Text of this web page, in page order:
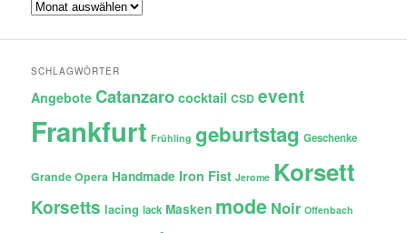
Archiv
SCHLAGWÖRTER
Angebote Catanzaro cocktail CSD event
Frankfurt Frühling geburtstag Geschenke
Grande Opera Handmade Iron Fist Jerome Korsett
Korsetts lacing lack Masken mode Noir Offenbach